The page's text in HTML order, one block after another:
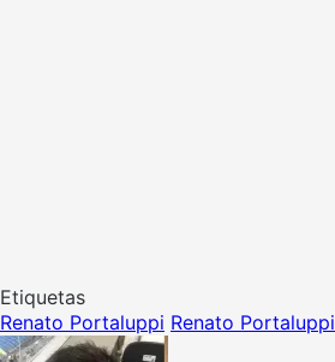
Etiquetas
Renato Portaluppi Renato Portaluppi